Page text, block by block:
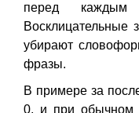
перед
Восклицательные
убирают
фразы.
В примере за
0, и при обычном